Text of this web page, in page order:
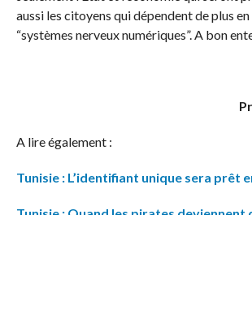
aussi les citoyens qui dépendent de plus en
“systèmes nerveux numériques”. A bon
A lire également :
Tunisie : L’identifiant unique sera prêt
Tunisie : Quand les pirates deviennent